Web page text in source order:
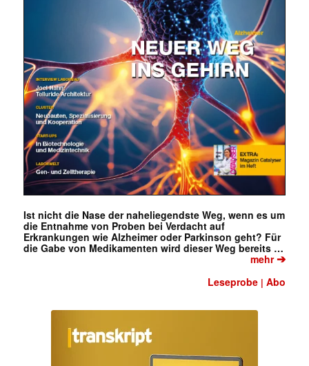
Mit dem |transkript-Newsletter
Ist nicht die Nase der naheliegendste Weg, wenn es um
die Entnahme von Proben bei Verdacht auf
Erkrankungen wie Alzheimer oder Parkinson geht? Für
die Gabe von Medikamenten wird dieser Weg bereits …
mehr➔
Leseprobe |Abo